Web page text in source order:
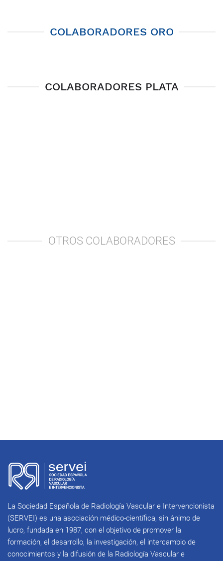
COLABORADORES ORO
COLABORADORES PLATA
OTROS COLABORADORES
La Sociedad Española de Radiología Vascular e Intervencionista
(SERVEI) es una asociación médico-científica, sin ánimo de
lucro, fundada en 1987, con el objetivo de promover la
formación, el desarrollo, la investigación, el intercambio de
conocimientos y la difusión de la Radiología Vascular e